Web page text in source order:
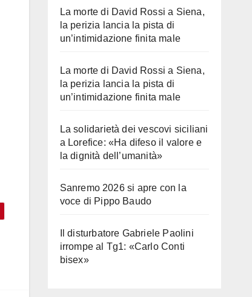
La morte di David Rossi a Siena,
la perizia lancia la pista di
un’intimidazione finita male
La morte di David Rossi a Siena,
la perizia lancia la pista di
un’intimidazione finita male
La solidarietà dei vescovi siciliani
a Lorefice: «Ha difeso il valore e
la dignità dell’umanità»
Sanremo 2026 si apre con la
voce di Pippo Baudo
Il disturbatore Gabriele Paolini
irrompe al Tg1: «Carlo Conti
bisex»